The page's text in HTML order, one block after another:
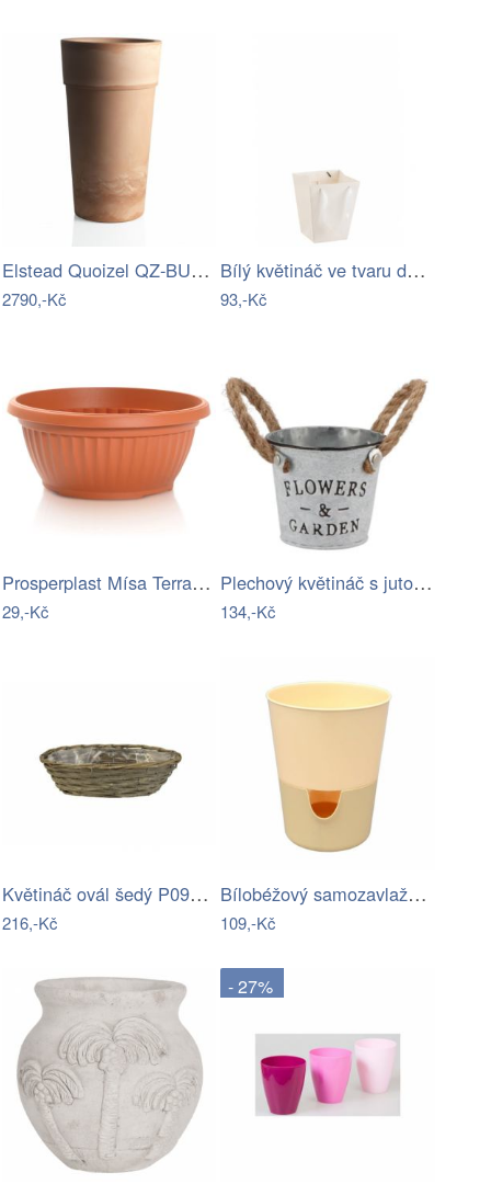
Elstead Quoizel QZ-BUCKLEY-M-MBK - Venk…
2790,-Kč
Bílý květináč ve tvaru dárkové tašky -…
93,-Kč
Prosperplast Mísa Terra terakota,…
29,-Kč
Plechový květináč s jutovými uchy…
134,-Kč
Květináč ovál šedý P0991/4
216,-Kč
Bílobéžový samozavlažovací květináč…
109,-Kč
- 27%